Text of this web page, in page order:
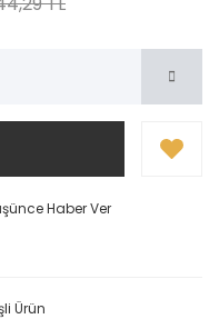
Haber Ver
Ürün